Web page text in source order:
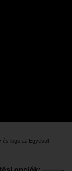
és logo az Egyesült